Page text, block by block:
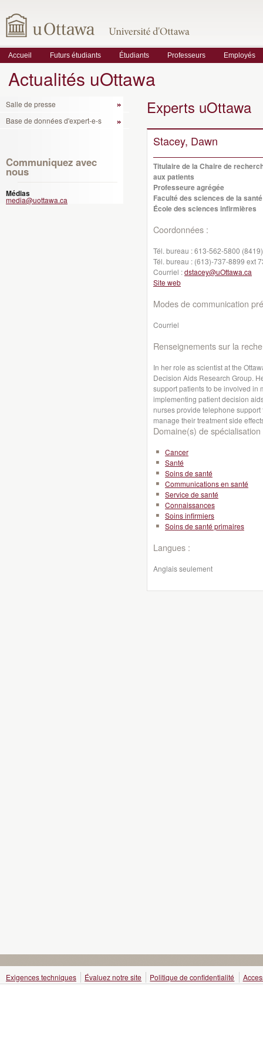
Accueil Futurs étudiants Étudiants Professeurs Employés
Actualités uOttawa
Salle de presse
Base de données d'expert-e-s
Communiquez avec
nous
Médias
media@uottawa.ca
Experts uOttawa
Stacey, Dawn
Titulaire de la Chaire de
aux patients
Professeure agrégée
Faculté des sciences de la santé
École des sciences infirmières
Coordonnées :
Tél. bureau :613-562-5800 (8419)
Tél. bureau : (613)-737-8899 ext
Courriel :dstacey@uOttawa.ca
Site web
Modes de communication
Courriel
Renseignements sur la
In her role as scientist at the
Decision Aids Research Group.
support patients to be involved in
implementing patient decision
nurses provide telephone
manage their treatment side
Domaine(s) de spécialisation
Cancer
Santé
Soins de santé
Communications en santé
Service de santé
Connaissances
Soins infirmiers
Soins de santé primaires
Langues :
Anglais seulement
Exigences techniques Évaluez notre site Politique de confidentialité